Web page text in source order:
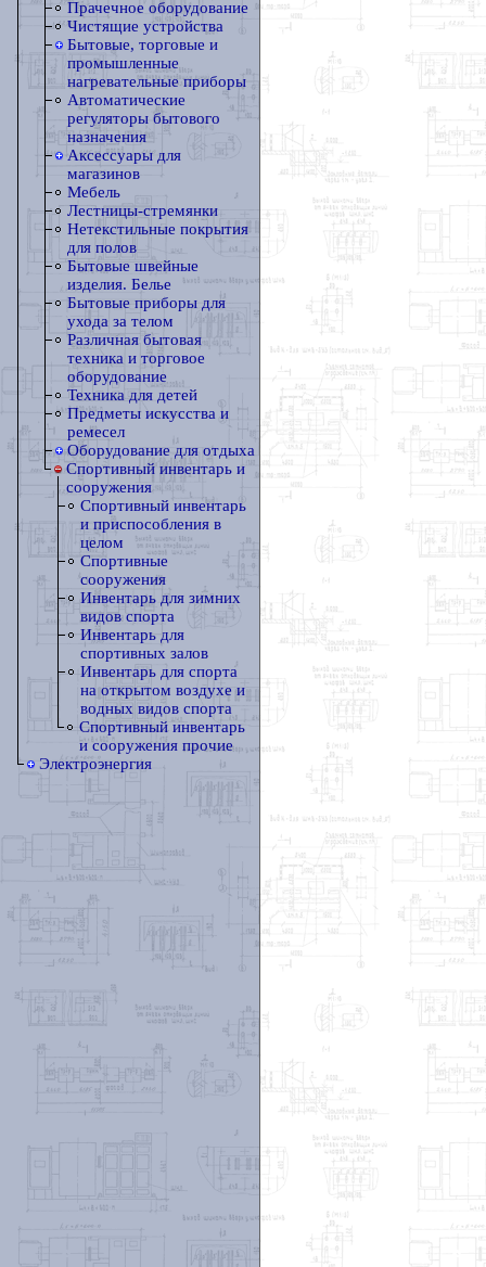
Прачечное оборудование
Чистящие устройства
Бытовые, торговые и
промышленные
нагревательные приборы
Автоматические
регуляторы бытового
назначения
Аксессуары для
магазинов
Мебель
Лестницы-стремянки
Нетекстильные покрытия
для полов
Бытовые швейные
изделия. Белье
Бытовые приборы для
ухода за телом
Различная бытовая
техника и торговое
оборудование
Техника для детей
Предметы искусства и
ремесел
Оборудование для отдыха
Спортивный инвентарь и
сооружения
Спортивный инвентарь
и приспособления в
целом
Спортивные
сооружения
Инвентарь для зимних
видов спорта
Инвентарь для
спортивных залов
Инвентарь для спорта
на открытом воздухе и
водных видов спорта
Спортивный инвентарь
и сооружения прочие
Электроэнергия